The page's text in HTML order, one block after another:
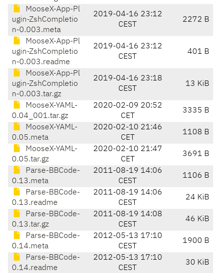
MooseX-App-Pl
ugin-ZshCompletio
n-0.003.meta
2019-04-16 23:12
CEST
2272 B
MooseX-App-Pl
ugin-ZshCompletio
n-0.003.readme
2019-04-16 23:12
CEST
401 B
MooseX-App-Pl
ugin-ZshCompletio
n-0.003.tar.gz
2019-04-16 23:18
CEST
13 KiB
MooseX-YAML-
0.04_001.tar.gz
2020-02-09 20:52
CET
3335 B
MooseX-YAML-
0.05.meta
2020-02-10 21:46
CET
1108 B
MooseX-YAML-
0.05.tar.gz
2020-02-10 21:47
CET
3691 B
Parse-BBCode-
0.13.meta
2011-08-19 14:06
CEST
1106 B
Parse-BBCode-
0.13.readme
2011-08-19 14:06
CEST
24 KiB
Parse-BBCode-
0.13.tar.gz
2011-08-19 14:08
CEST
46 KiB
Parse-BBCode-
0.14.meta
2012-05-13 17:10
CEST
1900 B
Parse-BBCode-
0.14.readme
2012-05-13 17:10
CEST
30 KiB